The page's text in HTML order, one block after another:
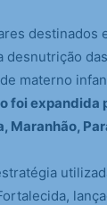
destinados
materno
foi expandida
Maranhão,